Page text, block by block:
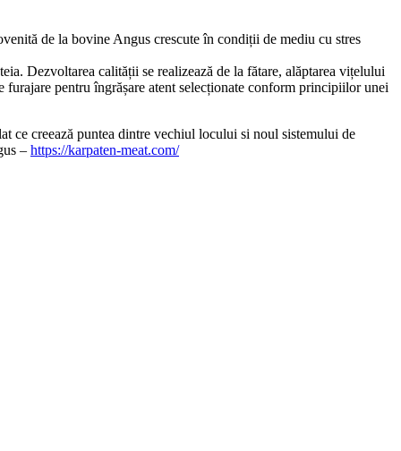
de la bovine Angus crescute în condiții de mediu cu stres
Dezvoltarea calității se realizează de la fătare, alăptarea vițelului
furajare pentru îngrășare atent selecționate conform principiilor unei
ce creează puntea dintre vechiul locului si noul sistemului de
– https://karpaten-meat.com/